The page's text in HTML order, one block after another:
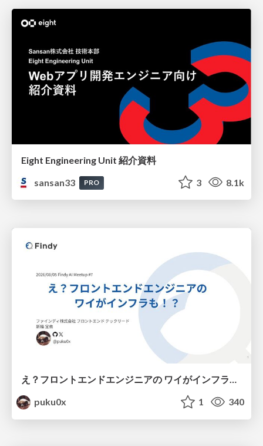
Eight Engineering Unit 紹介資料
sansan33
PRO 3 8.1k
え？フロントエンドエンジニアの ワイがインフラも！？
puku0x
1 340